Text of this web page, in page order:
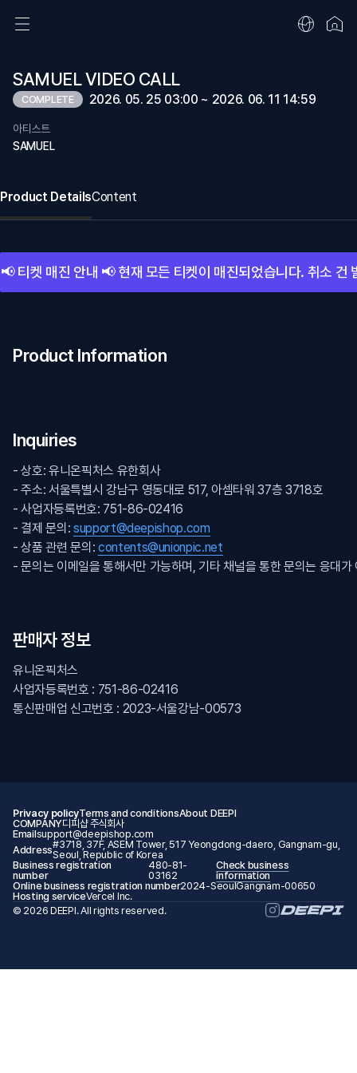
SAMUEL VIDEO CALL
COMPLETE 2026. 05. 25 03:00 ~ 2026. 06. 11 14:59
아티스트
SAMUEL
Product DetailsContent
📢 티켓 매진 안내 📢 현재 모든 티켓이 매진되었습니다. 취소
Product Information
Inquiries
- 상호: 유니온픽처스 유한회사
- 주소: 서울특별시 강남구 영동대로 517, 아셈타워 37층 3718호
- 사업자등록번호: 751-86-02416
- 결제 문의: support@deepishop.com
- 상품 관련 문의: contents@unionpic.net
- 문의는 이메일을 통해서만 가능하며, 기타 채널을 통한 문의는 응대
판매자 정보
유니온픽처스
사업자등록번호 : 751-86-02416
통신판매업 신고번호 : 2023-서울강남-00573
Privacy policyTerms and conditionsAbout DEEPI
COMPANY디피샵 주식회사
Emailsupport@deepishop.com
Address#3718, 37F, ASEM Tower, 517 Yeongdong-daero, Gangnam-gu,
Seoul, Republic of Korea
Business registration
number
480-81-
03162
Check business
information
Online business registration number2024-SeoulGangnam-00650
Hosting serviceVercel Inc.
© 2026 DEEPI. All rights reserved.